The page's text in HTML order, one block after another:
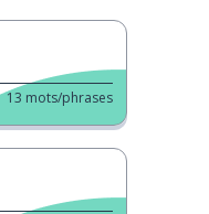
13 mots/phrases